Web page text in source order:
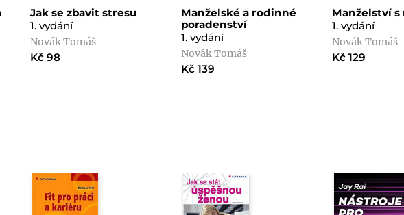
Jak se zbavit stresu
1. vydání
Novák Tomáš
Kč 98
Manželské a rodinné
poradenství
1. vydání
Novák Tomáš
Kč 139
Manželství s
1. vydání
Novák Tomáš
Kč 129